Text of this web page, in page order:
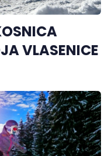
VLASENICE